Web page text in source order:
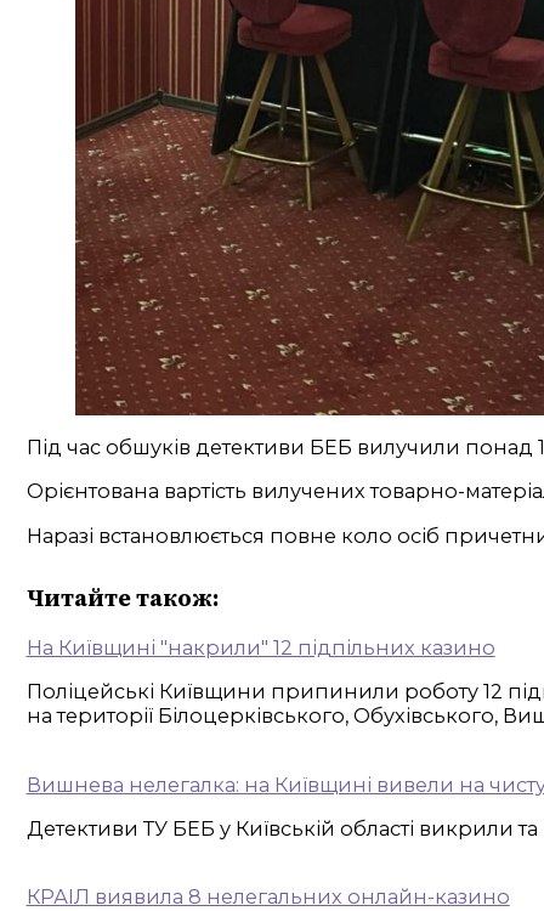
Під час обшуків детективи БЕБ вилучили понад
Орієнтована вартість вилучених товарно-
Наразі встановлюється повне коло осіб
Читайте також:
На Київщині "накрили" 12 підпільних казино
Поліцейські Київщини припинили роботу 12
на території Білоцерківського, Обухівського,
Вишнева нелегалка: на Київщині вивели на
Детективи ТУ БЕБ у Київській області викрили
КРАІЛ виявила 8 нелегальних онлайн-казино